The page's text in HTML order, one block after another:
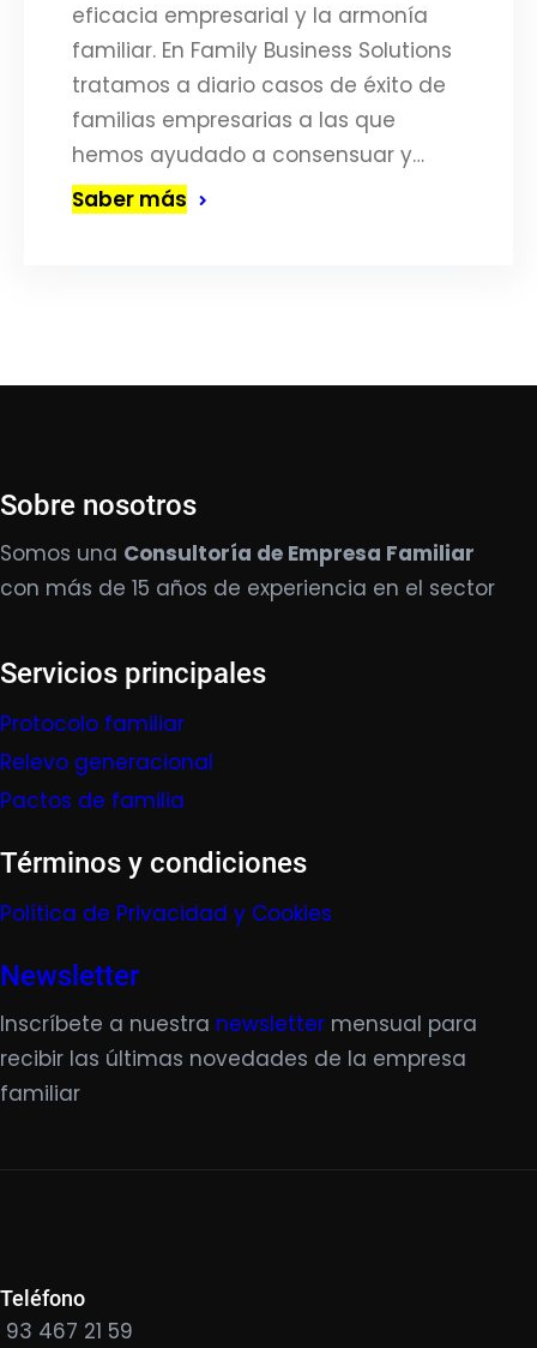
eficacia empresarial y la armonía
familiar. En Family Business Solutions
tratamos a diario casos de éxito de
familias empresarias a las que
hemos ayudado a consensuar y…
Saber más
Sobre nosotros
Somos una Consultoría de Empresa Familiar
con más de 15 años de experiencia en el sector
Servicios principales
Protocolo familiar
Relevo generacional
Pactos de familia
Términos y condiciones
Política de Privacidad y Cookies
Newsletter
Inscríbete a nuestra newsletter mensual para
recibir las últimas novedades de la empresa
familiar
Teléfono
93 467 21 59